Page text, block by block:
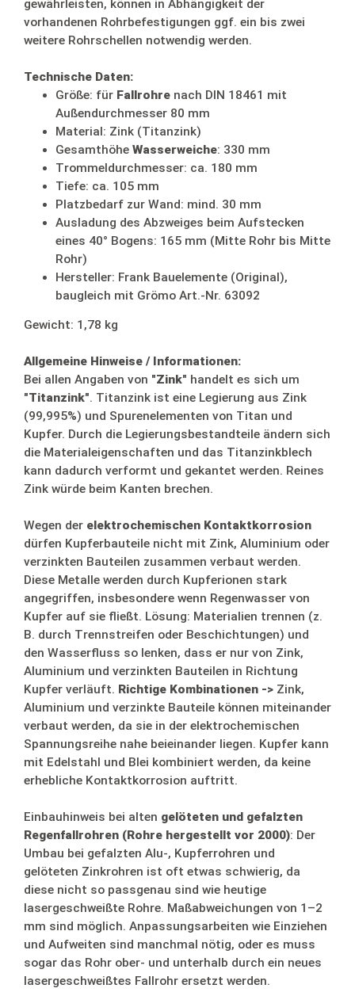
gewährleisten, können in Abhängigkeit der
vorhandenen Rohrbefestigungen ggf. ein bis zwei
weitere Rohrschellen notwendig werden.
Technische Daten:
Größe: für Fallrohre nach DIN 18461 mit
Außendurchmesser 80 mm
Material: Zink (Titanzink)
Gesamthöhe Wasserweiche: 330 mm
Trommeldurchmesser: ca. 180 mm
Tiefe: ca. 105 mm
Platzbedarf zur Wand: mind. 30 mm
Ausladung des Abzweiges beim Aufstecken
eines 40° Bogens: 165 mm (Mitte Rohr bis Mitte
Rohr)
Hersteller: Frank Bauelemente (Original),
baugleich mit Grömo Art.-Nr. 63092
Gewicht: 1,78 kg
Allgemeine Hinweise / Informationen:
Bei allen Angaben von "Zink" handelt es sich um
"Titanzink". Titanzink ist eine Legierung aus Zink
(99,995%) und Spurenelementen von Titan und
Kupfer. Durch die Legierungsbestandteile ändern sich
die Materialeigenschaften und das Titanzinkblech
kann dadurch verformt und gekantet werden. Reines
Zink würde beim Kanten brechen.
Wegen der elektrochemischen Kontaktkorrosion
dürfen Kupferbauteile nicht mit Zink, Aluminium oder
verzinkten Bauteilen zusammen verbaut werden.
Diese Metalle werden durch Kupferionen stark
angegriffen, insbesondere wenn Regenwasser von
Kupfer auf sie fließt. Lösung: Materialien trennen (z.
B. durch Trennstreifen oder Beschichtungen) und
den Wasserfluss so lenken, dass er nur von Zink,
Aluminium und verzinkten Bauteilen in Richtung
Kupfer verläuft. Richtige Kombinationen -> Zink,
Aluminium und verzinkte Bauteile können miteinander
verbaut werden, da sie in der elektrochemischen
Spannungsreihe nahe beieinander liegen. Kupfer kann
mit Edelstahl und Blei kombiniert werden, da keine
erhebliche Kontaktkorrosion auftritt.
Einbauhinweis bei alten gelöteten und gefalzten
Regenfallrohren (Rohre hergestellt vor 2000): Der
Umbau bei gefalzten Alu-, Kupferrohren und
gelöteten Zinkrohren ist oft etwas schwierig, da
diese nicht so passgenau sind wie heutige
lasergeschweißte Rohre. Maßabweichungen von 1–2
mm sind möglich. Anpassungsarbeiten wie Einziehen
und Aufweiten sind manchmal nötig, oder es muss
sogar das Rohr ober- und unterhalb durch ein neues
lasergeschweißtes Fallrohr ersetzt werden.